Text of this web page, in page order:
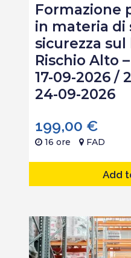
Formazione
in materia di
sicurezza sul
Rischio Alto
17-09-2026 /
24-09-2026
199,00 €
16 ore FAD
Add